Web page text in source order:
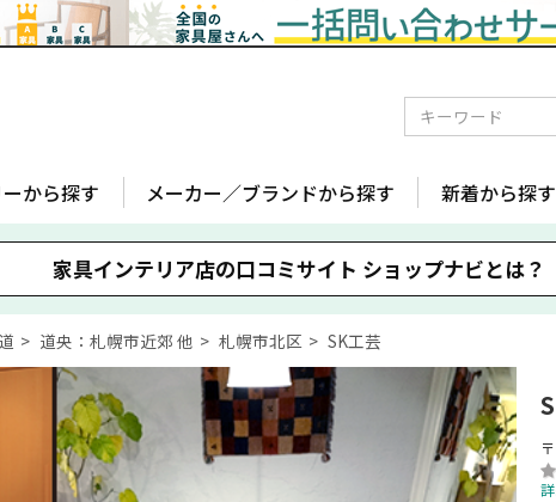
から探す メーカー／ブランドから探す 新着から探す
家具インテリア店の口コミサイト ショップナビとは？
道央：札幌市近郊 他 札幌市北区 SK工芸